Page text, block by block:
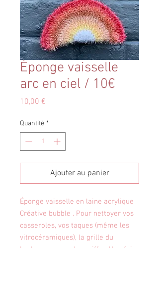
Éponge vaisselle
arc en ciel / 10€
10,00 €
Quantité *
Ajouter au panier
Éponge vaisselle en laine acrylique
Créative bubble . Pour nettoyer vos
casseroles, vos taques (même les
vitrocéramiques), la grille du
barbecue... sans les griffer. Une fois